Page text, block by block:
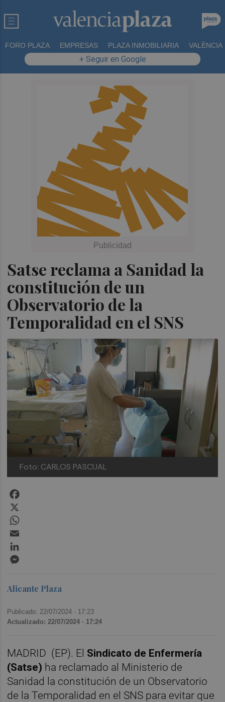
FORO PLAZA EMPRESAS PLAZA INMOBILIARIA VALÈNCIA
+ Seguir en Google
Satse reclama a Sanidad la
constitución de un
Observatorio de la
Temporalidad en el SNS
Foto: CARLOS PASCUAL
Alicante Plaza
Publicado: 22/07/2024 · 17:23
Actualizado: 22/07/2024 · 17:24
MADRID (EP). El Sindicato de Enfermería
(Satse) ha reclamado al Ministerio de
Sanidad la constitución de un Observatorio
de la Temporalidad en el SNS para evitar que